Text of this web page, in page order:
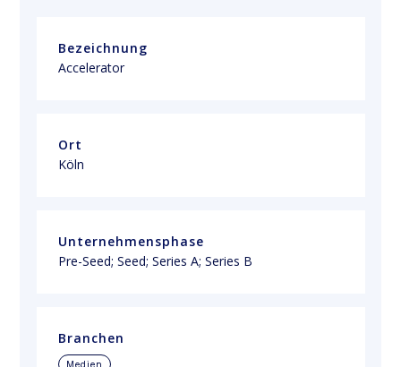
Bezeichnung
Accelerator
Ort
Köln
Unternehmensphase
Pre-Seed; Seed; Series A; Series B
Branchen
Medien